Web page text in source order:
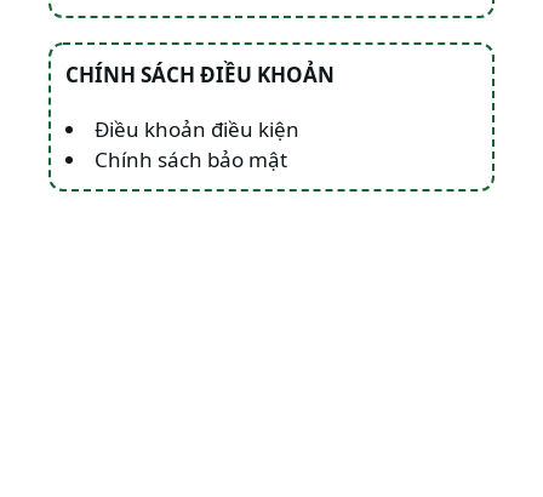
CHÍNH SÁCH ĐIỀU KHOẢN
Điều khoản điều kiện
Chính sách bảo mật